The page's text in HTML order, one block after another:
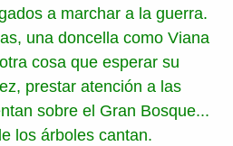
a marchar a la guerra.
una doncella como Viana
cosa que esperar su
prestar atención a las
sobre el Gran Bosque...
los árboles cantan.